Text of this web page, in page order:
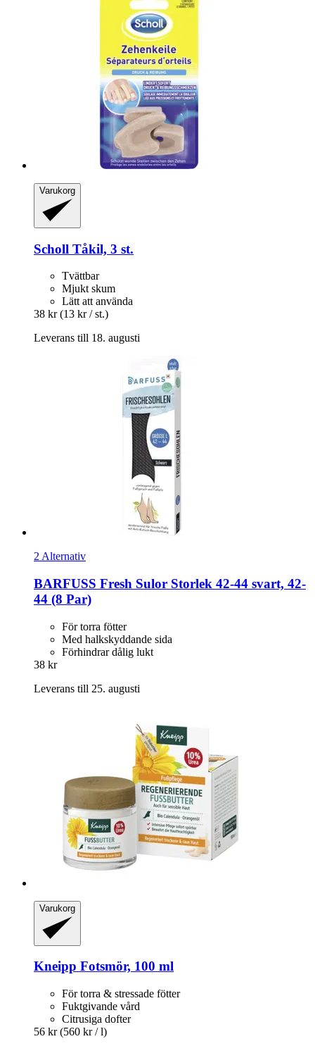
Varukorg
Scholl Tåkil, 3 st.
Tvättbar
Mjukt skum
Lätt att använda
38 kr (13 kr / st.)
Leverans till 18. augusti
2 Alternativ
BARFUSS Fresh Sulor Storlek 42-​44 svart, 42-​
44 (8 Par)
För torra fötter
Med halkskyddande sida
Förhindrar dålig lukt
38 kr
Leverans till 25. augusti
Varukorg
Kneipp Fotsmör, 100 ml
För torra & stressade fötter
Fuktgivande vård
Citrusiga dofter
56 kr (560 kr / l)